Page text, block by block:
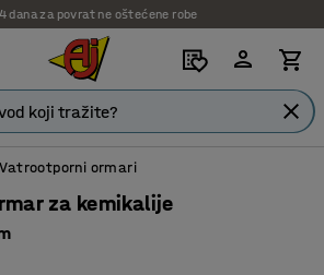
dana za povrat ne oštećene robe
Vatrootporni ormari
za kemikalije